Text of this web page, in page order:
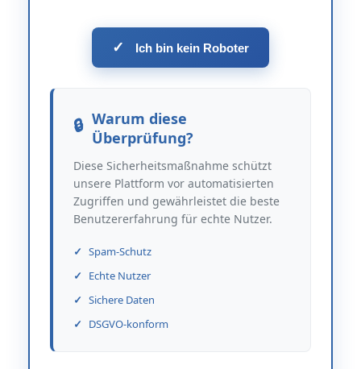
✓ Ich bin kein Roboter
Warum diese
Überprüfung?
Diese Sicherheitsmaßnahme schützt
unsere Plattform vor automatisierten
Zugriffen und gewährleistet die beste
Benutzererfahrung für echte Nutzer.
Spam-Schutz
Echte Nutzer
Sichere Daten
DSGVO-konform